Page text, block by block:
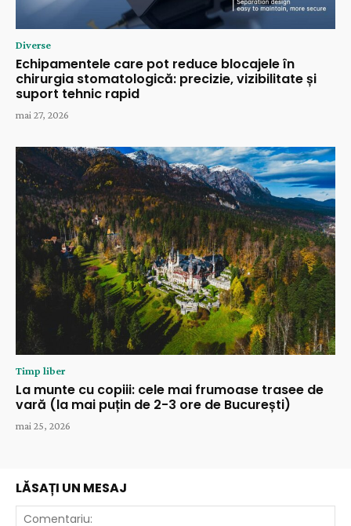
Diverse
Echipamentele care pot reduce blocajele în
chirurgia stomatologică: precizie, vizibilitate și
suport tehnic rapid
mai 27, 2026
Timp liber
La munte cu copiii: cele mai frumoase trasee de
vară (la mai puțin de 2-3 ore de București)
mai 25, 2026
LĂSAȚI UN MESAJ